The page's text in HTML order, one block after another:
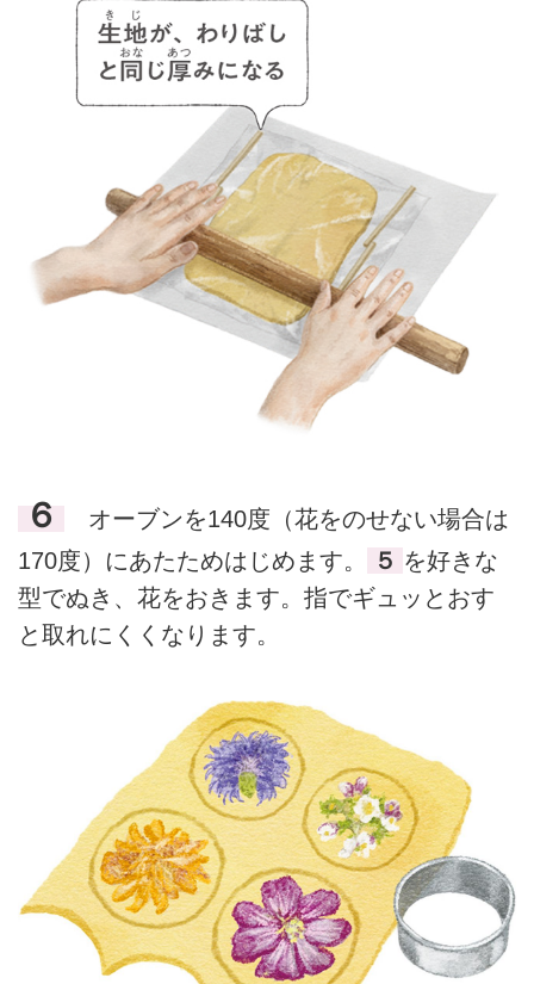
６
オーブンを140度（花をのせない場合は
170度）にあたためはじめます。
５ を好きな
型でぬき、花をおきます。指でギュッとおす
と取れにくくなります。